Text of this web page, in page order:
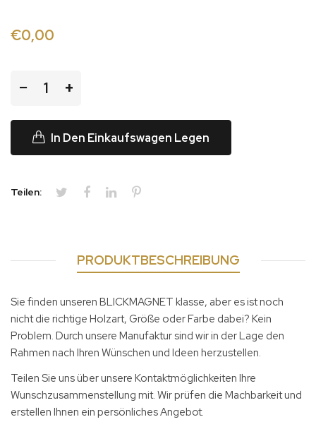
€0,00
− +
In Den Einkaufswagen Legen
Teilen:
PRODUKTBESCHREIBUNG
Sie finden unseren BLICKMAGNET klasse, aber es ist noch
nicht die richtige Holzart, Größe oder Farbe dabei? Kein
Problem. Durch unsere Manufaktur sind wir in der Lage den
Rahmen nach Ihren Wünschen und Ideen herzustellen.
Teilen Sie uns über unsere Kontaktmöglichkeiten Ihre
Wunschzusammenstellung mit. Wir prüfen die Machbarkeit und
erstellen Ihnen ein persönliches Angebot.